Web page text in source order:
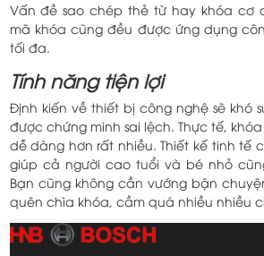
Vấn đề sao chép thẻ từ hay khóa cơ
mã khóa cũng đều được ứng dụng
tối đa.
Tính năng tiện lợi
Định kiến về thiết bị công nghệ sẽ khó
được chứng minh sai lệch. Thực tế,
dễ dàng hơn rất nhiều. Thiết kế tinh tế
giúp cả người cao tuổi và bé nhỏ
Bạn cũng không cần vướng bận
quên chìa khóa, cầm quá nhiều nhiều